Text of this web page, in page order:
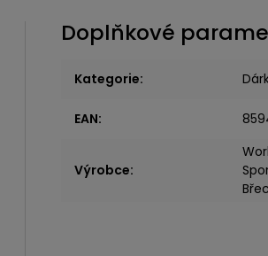
Doplňkové
Kategorie:
EAN:
Výrobce: